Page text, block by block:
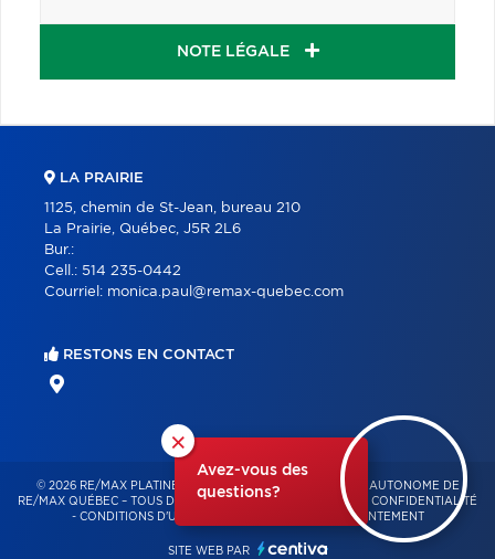
NOTE LÉGALE
×
Avez-vous des
questions?
LA PRAIRIE
1125, chemin de St-Jean, bureau 210
La Prairie, Québec, J5R 2L6
Bur.:
Cell.: 514 235-0442
Courriel: monica.paul@remax-quebec.com
RESTONS EN CONTACT
© 2026 RE/MAX PLATINE – FRANCHISÉ INDÉPENDANT ET AUTONOME DE
RE/MAX QUÉBEC – TOUS DROITS RÉSERVÉS -
POLITIQUE DE CONFIDENTIALITÉ
- CONDITIONS D'UTILISATION GESTION DU CONSENTEMENT
SITE WEB PAR